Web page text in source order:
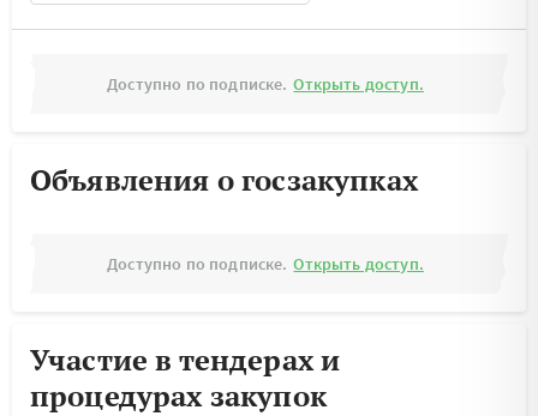
Доступно по подписке. Открыть доступ.
Объявления о госзакупках
Доступно по подписке. Открыть доступ.
Участие в тендерах и
процедурах закупок